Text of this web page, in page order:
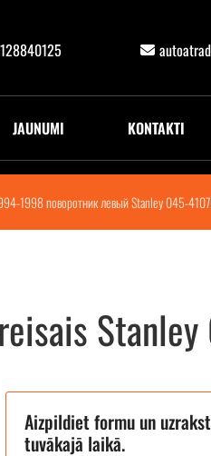
JAUNUMI KONTAKTI
1998 поворотник левый Stanley 045-4107L
Aizpildiet formu un
tuvākajā laikā.